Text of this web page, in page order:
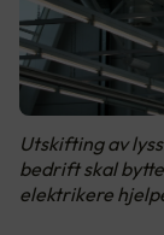
Utskifting av
bedrift skal
elektrikere